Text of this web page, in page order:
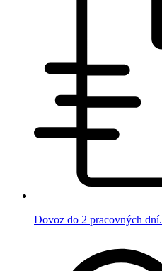
Dovoz do 2 pracovných dní.